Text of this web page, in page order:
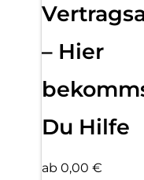
– Hier
Du Hilfe
ab 0,00 €